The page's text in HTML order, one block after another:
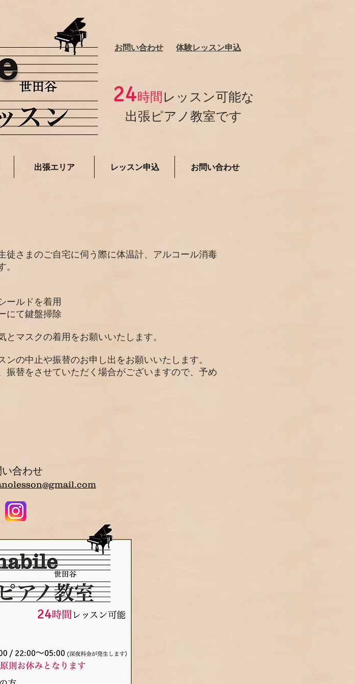
お問い合わせ ​体験レッスン申込
24時間 レッスン可能な
出張ピアノ教室です
出張エリア レッスン申込 お問い合わせ
徒さまのご自宅に伺う際に体温計、アルコール消毒
。
ールドを着用
にて鍵盤掃除
マスクの着用をお願いいたします。
の中止や振替のお申し出をお願いいたします。
振替をさせていただく場合がございますので、予め
い合わせ